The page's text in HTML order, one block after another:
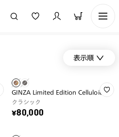
表示順
GINZA Limited Edition Celluloid
クラシック
¥80,000